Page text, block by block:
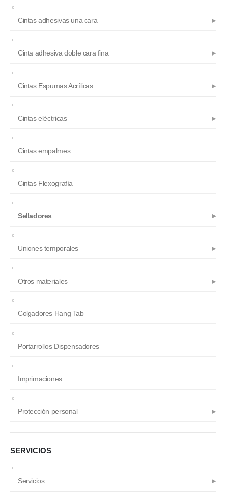
Cintas adhesivas una cara
Cinta adhesiva doble cara fina
Cintas Espumas Acrílicas
Cintas eléctricas
Cintas empalmes
Cintas Flexografía
Selladores
Uniones temporales
Otros materiales
Colgadores Hang Tab
Portarrollos Dispensadores
Imprimaciones
Protección personal
SERVICIOS
Servicios